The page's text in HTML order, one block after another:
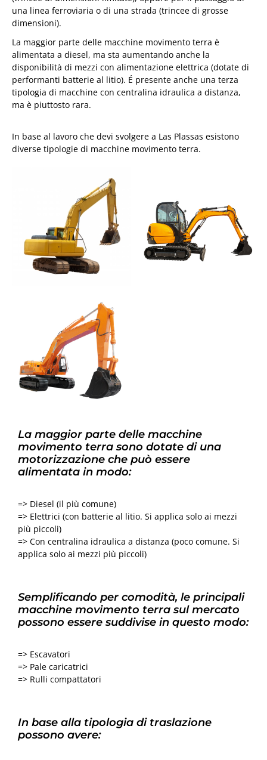
una linea ferroviaria o di una strada (trincee di grosse
dimensioni).
La maggior parte delle macchine movimento terra è
alimentata a diesel, ma sta aumentando anche la
disponibilità di mezzi con alimentazione elettrica (dotate di
performanti batterie al litio). É presente anche una terza
tipologia di macchine con centralina idraulica a distanza,
ma è piuttosto rara.
In base al lavoro che devi svolgere a Las Plassas esistono
diverse tipologie di macchine movimento terra.
La maggior parte delle macchine
movimento terra sono dotate di una
motorizzazione che può essere
alimentata in modo:
=> Diesel (il più comune)
=> Elettrici (con batterie al litio. Si applica solo ai mezzi
più piccoli)
=> Con centralina idraulica a distanza (poco comune. Si
applica solo ai mezzi più piccoli)
Semplificando per comodità, le principali
macchine movimento terra sul mercato
possono essere suddivise in questo modo:
=> Escavatori
=> Pale caricatrici
=> Rulli compattatori
In base alla tipologia di traslazione
possono avere: